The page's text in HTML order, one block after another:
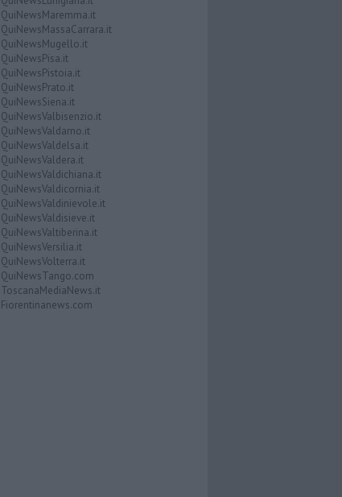
QuiNewsMaremma.it
QuiNewsMassaCarrara.it
QuiNewsMugello.it
QuiNewsPisa.it
QuiNewsPistoia.it
QuiNewsPrato.it
QuiNewsSiena.it
QuiNewsValbisenzio.it
QuiNewsValdarno.it
QuiNewsValdelsa.it
QuiNewsValdera.it
QuiNewsValdichiana.it
QuiNewsValdicornia.it
QuiNewsValdinievole.it
QuiNewsValdisieve.it
QuiNewsValtiberina.it
QuiNewsVersilia.it
QuiNewsVolterra.it
QuiNewsTango.com
ToscanaMediaNews.it
Fiorentinanews.com